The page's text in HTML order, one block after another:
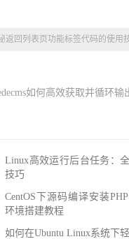
返回列表页功能标签代码的使用
如何高效获取并循环
Linux高效运行后台任务：
技巧
CentOS下源码编译安装
环境搭建教程
如何在Ubuntu Linux系统下